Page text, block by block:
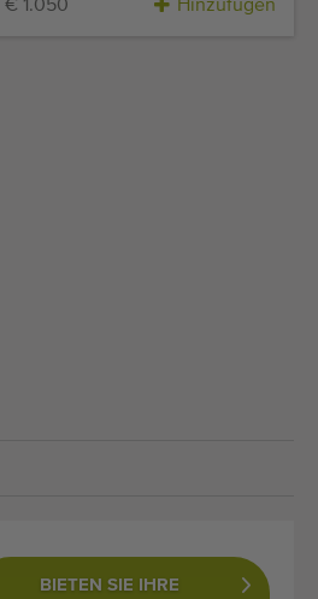
€ 1.050 Hinzufügen
BIETEN SIE IHRE